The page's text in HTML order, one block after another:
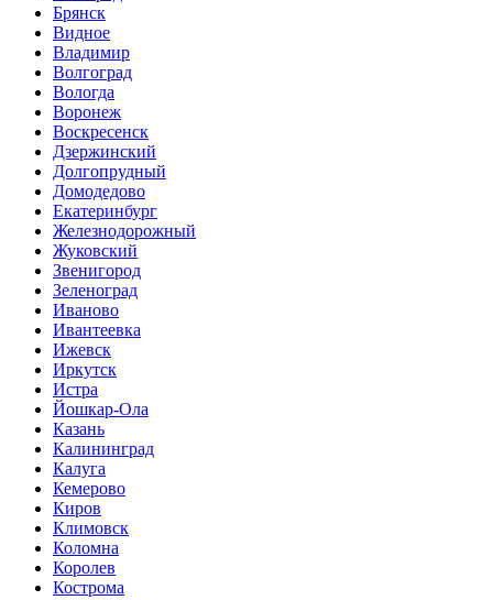
Брянск
Видное
Владимир
Волгоград
Вологда
Воронеж
Воскресенск
Дзержинский
Долгопрудный
Домодедово
Екатеринбург
Железнодорожный
Жуковский
Звенигород
Зеленоград
Иваново
Ивантеевка
Ижевск
Иркутск
Истра
Йошкар-Ола
Казань
Калининград
Калуга
Кемерово
Киров
Климовск
Коломна
Королев
Кострома